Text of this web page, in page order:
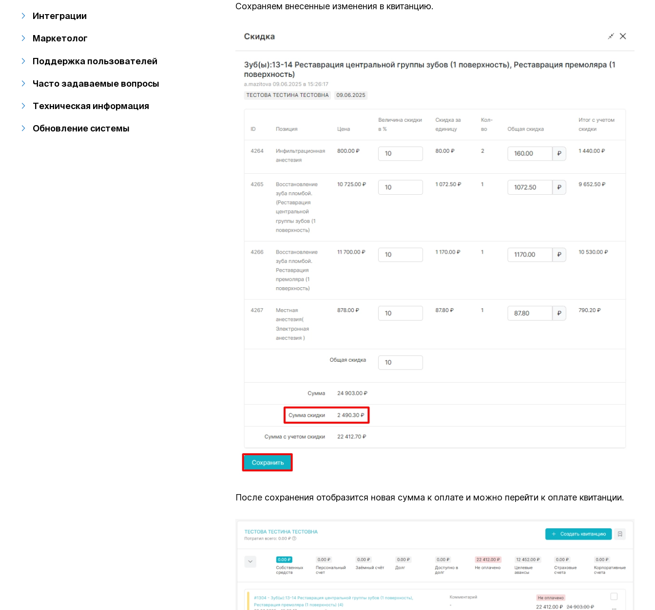
Интеграции
Маркетолог
Поддержка пользователей
Часто задаваемые вопросы
Техническая информация
Обновление системы
Сохраняем внесенные изменения в квитанцию.
После сохранения отобразится новая сумма к оплате и можно перейти к оплате квитанции.